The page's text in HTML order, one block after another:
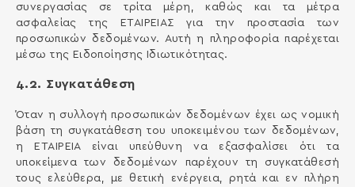
συνεργασίας σε τρίτα μέρη, καθώς και τα μέτρα
ασφαλείας της ΕΤΑΙΡΕΙΑΣ για την προστασία των
προσωπικών δεδομένων. Αυτή η πληροφορία παρέχεται
μέσω της Ειδοποίησης Ιδιωτικότητας.
4.2. Συγκατάθεση
Όταν η συλλογή προσωπικών δεδομένων έχει ως νομική
βάση τη συγκατάθεση του υποκειμένου των δεδομένων,
η ΕΤΑΙΡΕΙΑ είναι υπεύθυνη να εξασφαλίσει ότι τα
υποκείμενα των δεδομένων παρέχουν τη συγκατάθεσή
τους ελεύθερα, με θετική ενέργεια, ρητά και εν πλήρη